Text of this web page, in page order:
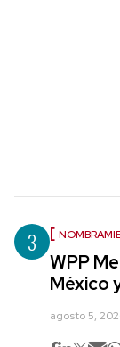
3
WPP
México
agosto 5,